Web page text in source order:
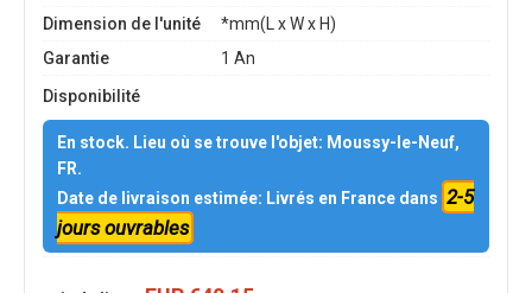
Dimension de l'unité
*mm(L x W x H)
Garantie
1 An
Disponibilité
En stock. Lieu où se trouve l'objet: Moussy-le-Neuf,
FR.
Date de livraison estimée: Livrés en France dans 2-5
jours ouvrables